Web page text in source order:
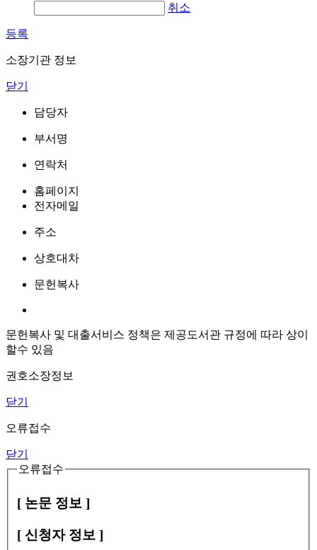
취소
등록
소장기관 정보
닫기
담당자
부서명
연락처
홈페이지
전자메일
주소
상호대차
문헌복사
문헌복사 및 대출서비스 정책은 제공도서관 규정에 따라 상이
할수 있음
권호소장정보
닫기
오류접수
닫기
오류접수
[ 논문 정보 ]
[ 신청자 정보 ]